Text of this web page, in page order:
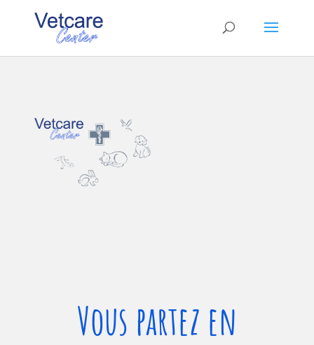
Vous partez en